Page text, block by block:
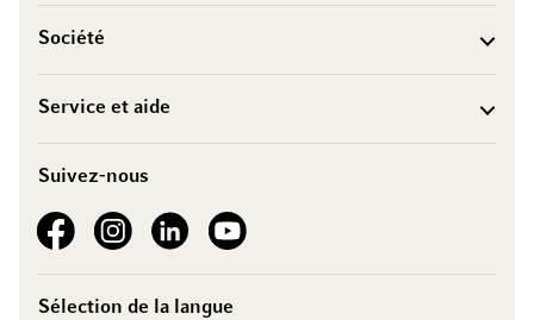
Société
Service et aide
Suivez-nous
See our FacebookSee our Instagram account
See our LinkedInSee our YouTube channel
Sélection de la langue